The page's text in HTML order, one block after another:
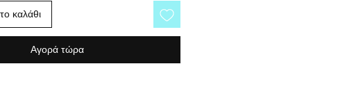
καλάθι
Αγορά τώρα